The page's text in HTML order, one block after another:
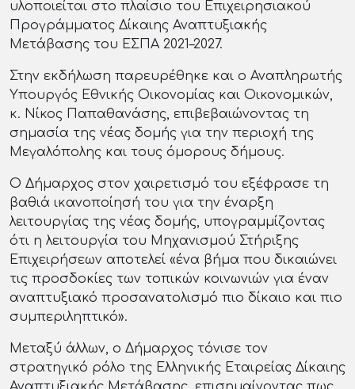
υλοποιείται στο πλαίσιο του Επιχειρησιακού
Προγράμματος Δίκαιης Αναπτυξιακής
Μετάβασης του ΕΣΠΑ 2021–2027.
Στην εκδήλωση παρευρέθηκε και ο Αναπληρωτής
Υπουργός Εθνικής Οικονομίας και Οικονομικών,
κ. Νίκος Παπαθανάσης, επιβεβαιώνοντας τη
σημασία της νέας δομής για την περιοχή της
Μεγαλόπολης και τους όμορους δήμους.
Ο Δήμαρχος στον χαιρετισμό του εξέφρασε τη
βαθιά ικανοποίησή του για την έναρξη
λειτουργίας της νέας δομής, υπογραμμίζοντας
ότι η λειτουργία του Μηχανισμού Στήριξης
Επιχειρήσεων αποτελεί «ένα βήμα που δικαιώνει
τις προσδοκίες των τοπικών κοινωνιών για έναν
αναπτυξιακό προσανατολισμό πιο δίκαιο και πιο
συμπεριληπτικό».
Μεταξύ άλλων, ο Δήμαρχος τόνισε τον
στρατηγικό ρόλο της Ελληνικής Εταιρείας Δίκαιης